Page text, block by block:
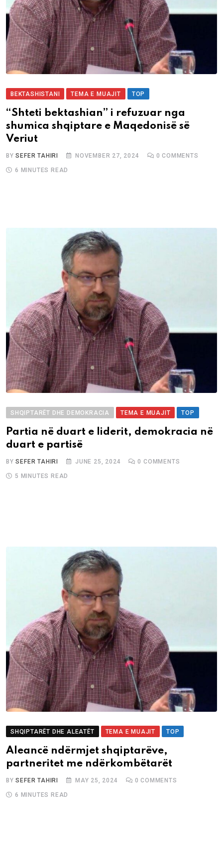
BEKTASHISTANI TEMA E MUAJIT TOP
“Shteti bektashian” i refuzuar nga
shumica shqiptare e Maqedonisë së
Veriut
BYSEFER TAHIRI NOVEMBER 27, 2024 0 COMMENTS
6 MINUTES READ
SHQIPTARËT DHE DEMOKRACIA TEMA E MUAJIT TOP
Partia në duart e liderit, demokracia në
duart e partisë
BYSEFER TAHIRI JUNE 25, 2024 0 COMMENTS
5 MINUTES READ
SHQIPTARËT DHE ALEATËT TEMA E MUAJIT TOP
Aleancë ndërmjet shqiptarëve,
partneritet me ndërkombëtarët
BYSEFER TAHIRI MAY 25, 2024 0 COMMENTS
6 MINUTES READ